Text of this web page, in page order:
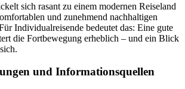
sich rasant zu einem modernen Reiseland
und zunehmend nachhaltigen
Individualreisende bedeutet das: Eine gute
die Fortbewegung erheblich – und ein Blick
und Informationsquellen